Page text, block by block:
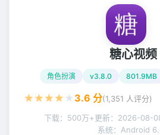
糖心视频
角色扮演 v3.8.0 801.9MB
★ ★ ★ ★ ★ 3.6 分(1,351 人评分)
下载：500万+更新： 2026-08-
系统：Android